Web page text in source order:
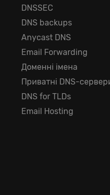
DNSSEC
DNS backups
Anycast DNS
Email Forwarding
Доменні імена
Приватні DNS-
DNS for TLDs
Email Hosting